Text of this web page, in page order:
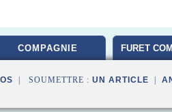
COMPAGNIE FURET
| SOUMETTRE : UN ARTICLE